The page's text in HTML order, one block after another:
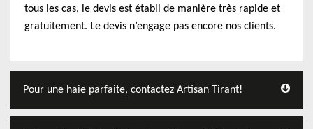
tous les cas, le devis est établi de manière très rapide et
gratuitement. Le devis n’engage pas encore nos clients.
Pour une haie parfaite, contactez Artisan Tirant!